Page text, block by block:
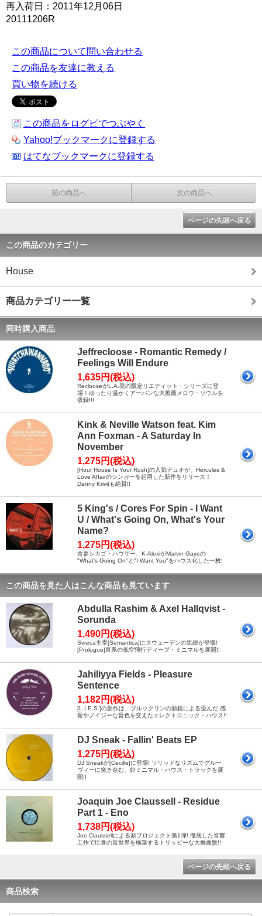
再入荷日：2011年12月06日
20111206R
この商品について問い合わせる
この商品を友達に教える
買い物を続ける
この商品をログピでつぶやく
Yahoo!ブックマークに登録する
はてなブックマークに登録する
前の商品へ 次の商品へ
ページの先頭へ戻る
この商品のカテゴリー
House
商品カテゴリー一覧
同時購入商品
Jeffrecloose - Romantic Remedy /
Feelings Will Endure
1,635円(税込)
ReclooseがL.A.発の限定リエディット・シリーズに登
場！ゆったり温かくアーバンな大推薦メロウ・ソウルを
収録!!!
Kink & Neville Watson feat. Kim
Ann Foxman - A Saturday In
November
1,275円(税込)
[Hour House Is Your Rush]の人気デュオが、Hercules &
Love Affairのシンガーを起用した新作をリリース！
Danny Krivitも絶賛!!
5 King's / Cores For Spin - I Want
U / What's Going On, What's Your
Name?
1,275円(税込)
古参シカゴ・ハウサー、K-AlexiがMarvin Gayeの
"What's Going On"と"I Want You"をハウス化した一枚!
この商品を見た人はこんな商品も見ています
Abdulla Rashim & Axel Hallqvist -
Sorunda
1,490円(税込)
Svreca主宰[Semantica]にスウェーデンの気鋭が登場!
[Prologue]直系の低空飛行ディープ・ミニマルを展開!!
Jahiliyya Fields - Pleasure
Sentence
1,182円(税込)
[L.I.E.S.]の新作は、ブルックリンの新鋭による歪んだ 感
覚やノイジーな音色を交えたエレクトロニック・ハウス!!
DJ Sneak - Fallin' Beats EP
1,275円(税込)
DJ Sneakが[Cecille]に登場! ソリッドなリズムでグルー
ヴィーに突き進む、好ミニマル・ハウス・トラックを展
開!!
Joaquin Joe Claussell - Residue
Part 1 - Eno
1,738円(税込)
Joe Claussellによる新プロジェクト第1弾! 徹底した音響
工作で圧巻の音世界を構築するトリッピーな大推薦盤!!
ページの先頭へ戻る
商品検索